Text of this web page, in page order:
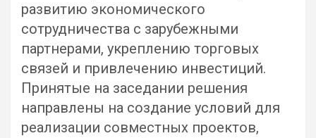
развитию экономического
сотрудничества с зарубежными
партнерами, укреплению торговых
связей и привлечению инвестиций.
Принятые на заседании решения
направлены на создание условий для
реализации совместных проектов,